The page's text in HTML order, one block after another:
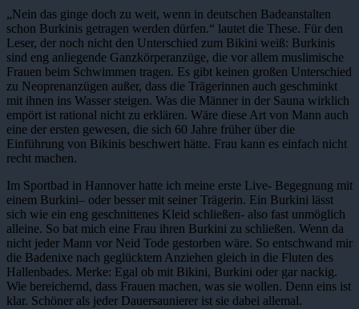
„Nein das ginge doch zu weit, wenn in deutschen Badeanstalten
schon Burkinis getragen werden dürfen.“ lautet die These. Für den
Leser, der noch nicht den Unterschied zum Bikini weiß: Burkinis
sind eng anliegende Ganzkörperanzüge, die vor allem muslimische
Frauen beim Schwimmen tragen. Es gibt keinen großen Unterschied
zu Neoprenanzügen außer, dass die Trägerinnen auch geschminkt
mit ihnen ins Wasser steigen. Was die Männer in der Sauna wirklich
empört ist rational nicht zu erklären. Wäre diese Art von Mann auch
eine der ersten gewesen, die sich 60 Jahre früher über die
Einführung von Bikinis beschwert hätte. Frau kann es einfach nicht
recht machen.
Im Sportbad in Hannover hatte ich meine erste Live- Begegnung mit
einem Burkini– oder besser mit seiner Trägerin. Ein Burkini lässt
sich wie ein eng geschnittenes Kleid schließen- also fast unmöglich
alleine. So bat mich eine Frau ihren Burkini zu schließen. Wenn da
nicht jeder Mann vor Neid Tode gestorben wäre. So entschwand mir
die Badenixe nach geglücktem Anziehen gleich in die Fluten des
Hallenbades. Merke: Egal ob mit Bikini, Burkini oder gar nackig.
Wie bereichernd, dass Frauen machen, was sie wollen. Denn eins ist
klar. Schöner als jeder Dauersaunierer ist sie dabei allemal.